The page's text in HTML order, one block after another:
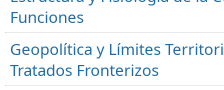
Funciones
Geopolítica y Límites
Tratados Fronterizos